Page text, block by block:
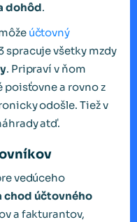
dohôd.
účtovný
spracuje všetky mzdy
. Pripraví v ňom
poisťovne a rovno z
odošle. Tiež v
atď.
vedúceho
chod účtovného
a fakturantov,